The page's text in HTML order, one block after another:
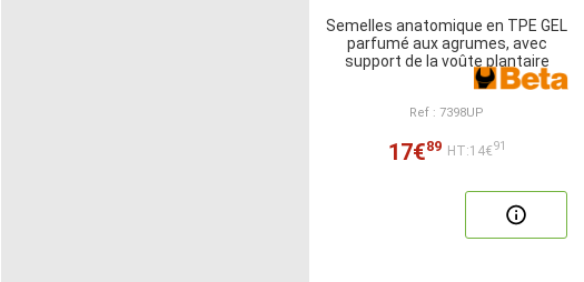
Semelles anatomique en TPE GEL
parfumé aux agrumes, avec
support de la voûte plantaire
Ref : 7398UP
17€89 HT:14€91